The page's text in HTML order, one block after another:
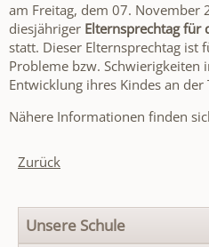
am Freitag, dem 07. November
diesjähriger Elternsprechtag für
statt. Dieser Elternsprechtag ist
Probleme bzw. Schwierigkeiten
Entwicklung ihres Kindes an der
Nähere Informationen finden
Zurück
Navigation
überspringen
Unsere Schule